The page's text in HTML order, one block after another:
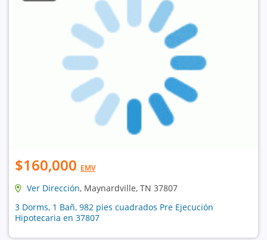
$160,000 EMV
Ver Dirección, Maynardville, TN 37807
3 Dorms, 1 Bañ, 982 pies cuadrados Pre Ejecución
Hipotecaria en 37807